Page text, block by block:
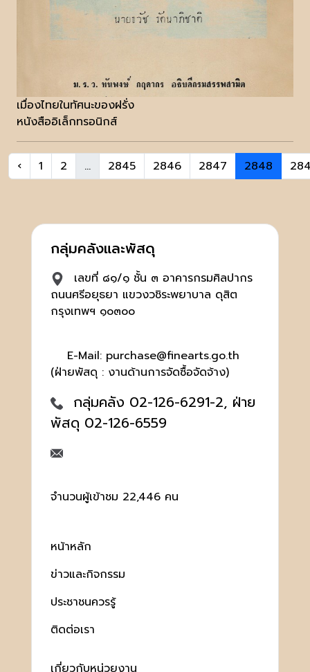
เมื่องไทยในทัศนะของฝรั่ง
หนังสืออิเล็กทรอนิกส์
‹ 1 2 ... 2845 2846 2847 2848
กลุ่มคลังและพัสดุ
เลขที่ ๘๑/๑ ชั้น ๓ อาคารกรมศิลปากร
ถนนศรีอยุธยา แขวงวชิระพยาบาล ดุสิต
กรุงเทพฯ ๑๐๓๐๐
E-Mail: purchase@finearts.go.th
(ฝ่ายพัสดุ : งานด้านการจัดซื้อจัดจ้าง)
กลุ่มคลัง 02-126-6291-2, ฝ่าย
พัสดุ 02-126-6559
จำนวนผู้เข้าชม 22,446 คน
หน้าหลัก
ข่าวและกิจกรรม
ประชาชนควรรู้
ติดต่อเรา
เกี่ยวกับหน่วยงาน